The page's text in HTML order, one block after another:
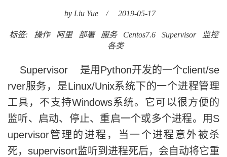
by Liu Yue / 2019-05-17
标签: 操作 阿里 部署 服务 Centos7.6 Supervisor
监控
各类
Supervisor 是用Python开发的一个client/se
rver服务，是Linux/Unix系统下的一个进程管理
工具，不支持Windows系统。它可以很方便的
监听、启动、停止、重启一个或多个进程。用S
upervisor管理的进程，当一个进程意外被杀
死，supervisort监听到进程死后，会自动将它重